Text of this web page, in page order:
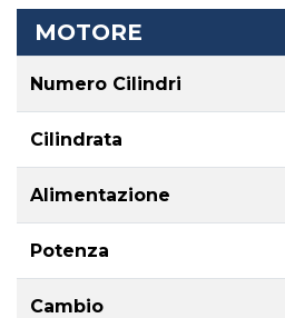
MOTORE
Numero Cilindri
Cilindrata
Alimentazione
Potenza
Cambio